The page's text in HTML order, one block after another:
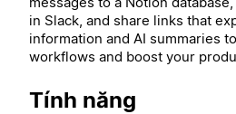
in Slack, and share links that
information and AI summaries
workflows and boost your
Tính năng